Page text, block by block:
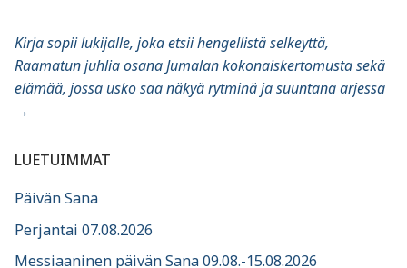
Kirja sopii lukijalle, joka etsii hengellistä selkeyttä,
Raamatun juhlia osana Jumalan kokonaiskertomusta sekä
elämää, jossa usko saa näkyä rytminä ja suuntana arjessa
→
LUETUIMMAT
Päivän Sana
Perjantai 07.08.2026
Messiaaninen päivän Sana 09.08.-15.08.2026